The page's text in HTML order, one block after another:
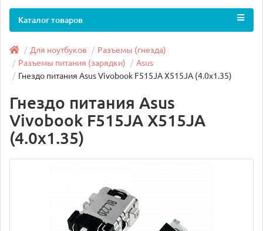
Каталог товаров
Для ноутбуков
Разъемы (гнезда)
Разъемы питания (зарядки)
Asus
Гнездо питания Asus Vivobook F515JA X515JA (4.0x1.35)
Гнездо питания Asus
Vivobook F515JA X515JA
(4.0x1.35)